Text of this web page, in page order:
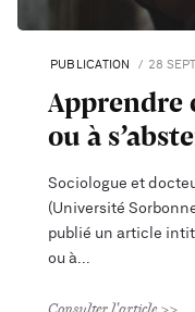
PUBLICATION 28
Apprendre
ou à
Sociologue et
(Université
publié un article
ou à